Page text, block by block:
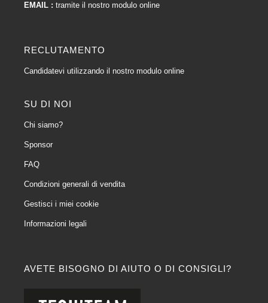
AVETE BISOGNO DI AIUTO O DI CONSIGLI?
EMAIL : tramite il nostro modulo online
RECLUTAMENTO
Candidatevi utilizzando il nostro modulo online
SU DI NOI
Chi siamo?
Sponsor
FAQ
Condizioni generali di vendita
Gestisci i miei cookie
Informazioni legali